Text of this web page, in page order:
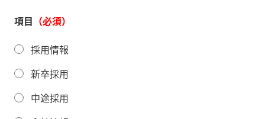
項目 （必須）
採用情報
新卒採用
中途採用